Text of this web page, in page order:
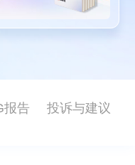
报告 投诉与建议